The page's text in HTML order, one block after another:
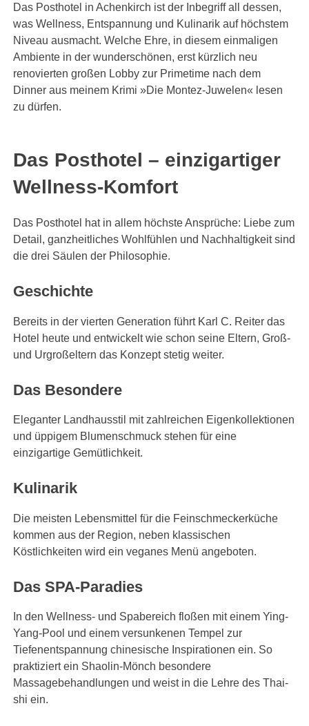
Das Posthotel in Achenkirch ist der Inbegriff all dessen,
was Wellness, Entspannung und Kulinarik auf höchstem
Niveau ausmacht. Welche Ehre, in diesem einmaligen
Ambiente in der wunderschönen, erst kürzlich neu
renovierten großen Lobby zur Primetime nach dem
Dinner aus meinem Krimi »Die Montez-Juwelen« lesen
zu dürfen.
Das Posthotel – einzigartiger
Wellness-Komfort
Das Posthotel hat in allem höchste Ansprüche: Liebe zum
Detail, ganzheitliches Wohlfühlen und Nachhaltigkeit sind
die drei Säulen der Philosophie.
Geschichte
Bereits in der vierten Generation führt Karl C. Reiter das
Hotel heute und entwickelt wie schon seine Eltern, Groß-
und Urgroßeltern das Konzept stetig weiter.
Das Besondere
Eleganter Landhausstil mit zahlreichen Eigenkollektionen
und üppigem Blumenschmuck stehen für eine
einzigartige Gemütlichkeit.
Kulinarik
Die meisten Lebensmittel für die Feinschmeckerküche
kommen aus der Region, neben klassischen
Köstlichkeiten wird ein veganes Menü angeboten.
Das SPA-Paradies
In den Wellness- und Spabereich floßen mit einem Ying-
Yang-Pool und einem versunkenen Tempel zur
Tiefenentspannung chinesische Inspirationen ein. So
praktiziert ein Shaolin-Mönch besondere
Massagebehandlungen und weist in die Lehre des Thai-
shi ein.